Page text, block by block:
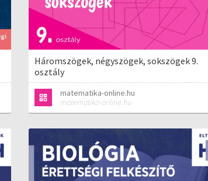
Háromszögek, négyszögek, sokszögek 9.
osztály
matematika-online.hu
matematika-online.hu